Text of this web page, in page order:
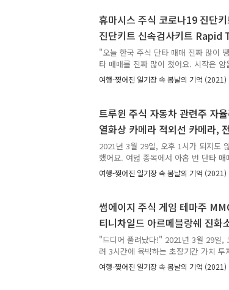
맞았어도 증권거래세만 아니었다면
거래세가 사실 상당히 무서운 존재에
해보면 손실이 날 때도 있고 수익이 날
은 가격에 사고 파는 것을 계속하면 결
휴마시스 주식 코로나19 진단
진단키트 신속검사키트
Care Testing, POCT 테마주
"오늘 한국 주식 단타 매매 진짜 많이
타 매매를 진짜 많이 쳤어요. 시작은
것으로 시작했어요. 그러나 위기를 극
주식, 잉크테크 주식, 오리엔트바이오
를 거둔 후 두 번째 판에서 하마터면
에넥스 주식 단타 매매 후 지긋지긋했
했고, 이후 썸에이지 주식과 트루윈 주
복사되고 있었어요. 이럴 줄 알았으면
여행-찢어진 일기장 속 봄날의 기억 (2021)
트루윈 주식 자동차 관련주 자
열화상 카메라 적외선 카메라,
바겐 한화시스템 관련주 2021
2021년 3월 29일, 오후 1시가 되지도
했어요. 여덟 종목에서 아홉 번 단타
매했고, 나머지 종목들은 다 한 번씩 단
요. 9전 9승이었어요. 시원하게 한 방
식 단타 매매 게임 즐기는 순간에는 즐
어요. 한국 주식 단타 매매를 열심히
청나게 늘어나요. 정말 각잡고 열심히
있어요. 그런데 이날 건드린 한국 주식
여행-찢어진 일기장 속 봄날의 기억 (2021)
썸에이지 주식 게임 테마주
티니차일드 아르메블랑쉐 진화
관련 게임주 텐센트 관련주
"드디어 풀려났다!" 2021년 3월 29일,
려 3시간에 육박하는 초장기간 가치
대는 제게 고생했으니 이거 받고 나가
서 정부가 증권거래세로 21원 받아갔
여행-찢어진 일기장 속 봄날의 기억 (2021)